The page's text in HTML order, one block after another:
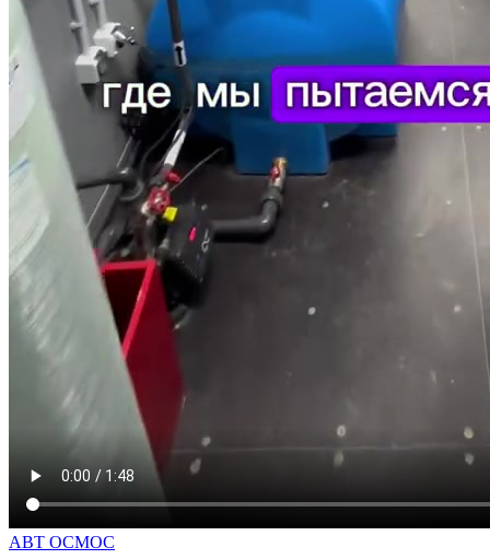
АВТ ОСМОС